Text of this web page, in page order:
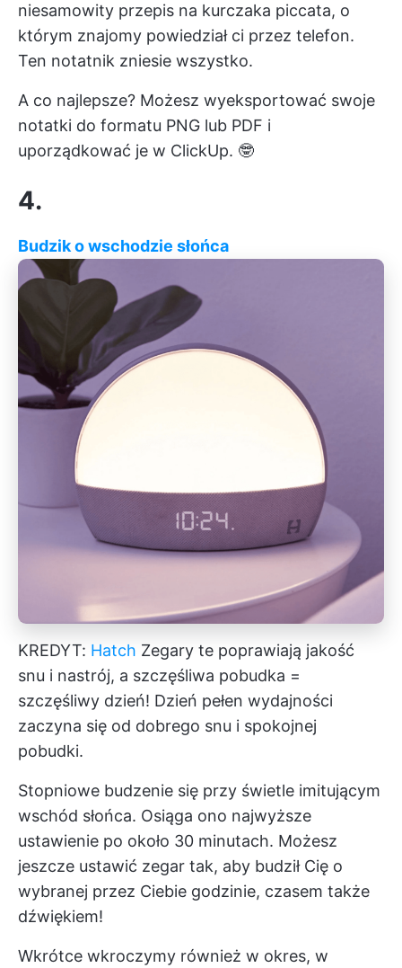
niesamowity przepis na kurczaka piccata, o
którym znajomy powiedział ci przez telefon.
Ten notatnik zniesie wszystko.
A co najlepsze? Możesz wyeksportować swoje
notatki do formatu PNG lub PDF i
uporządkować je w ClickUp. 🤓
4.
Budzik o wschodzie słońca
KREDYT: Hatch Zegary te poprawiają jakość
snu i nastrój, a szczęśliwa pobudka =
szczęśliwy dzień! Dzień pełen wydajności
zaczyna się od dobrego snu i spokojnej
pobudki.
Stopniowe budzenie się przy świetle imitującym
wschód słońca. Osiąga ono najwyższe
ustawienie po około 30 minutach. Możesz
jeszcze ustawić zegar tak, aby budził Cię o
wybranej przez Ciebie godzinie, czasem także
dźwiękiem!
Wkrótce wkroczymy również w okres, w